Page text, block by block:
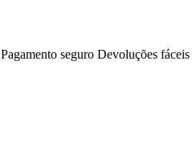
Pagamento seguro Devoluções fáceis